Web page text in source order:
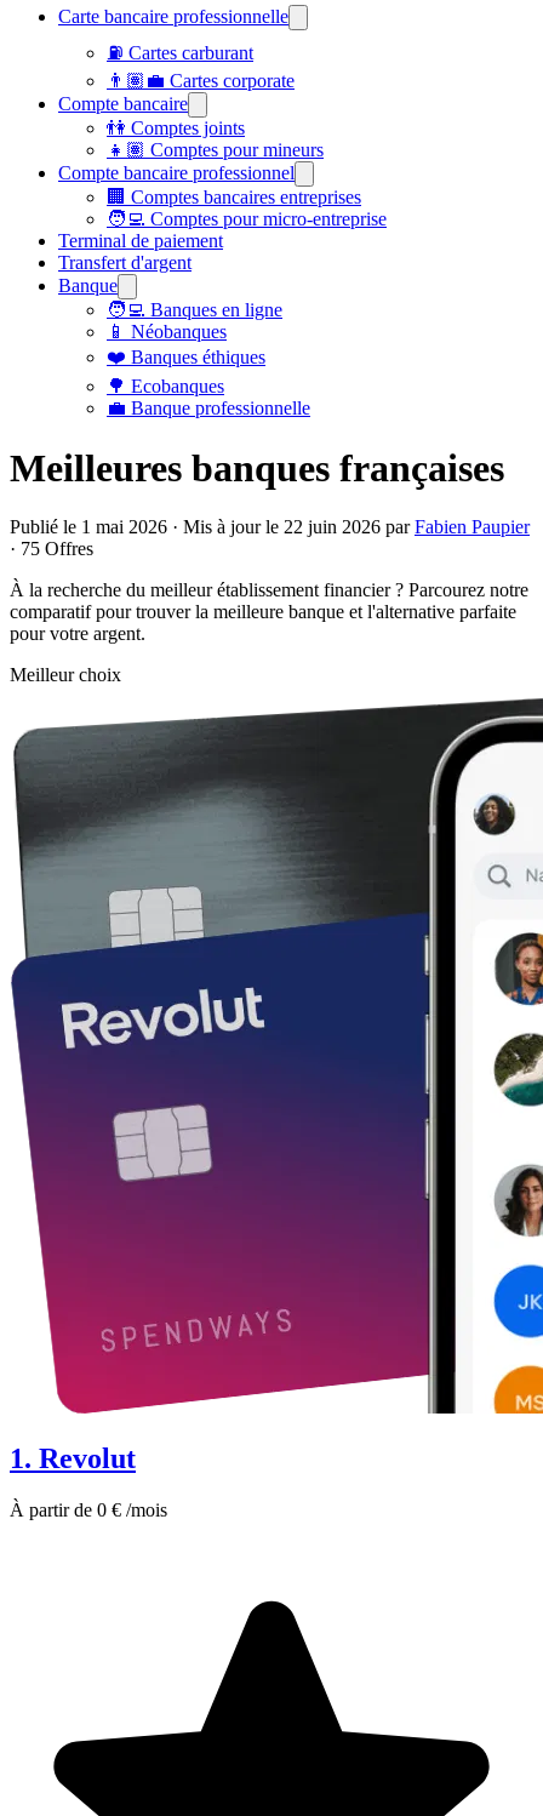
Carte bancaire professionnelle
⛽ Cartes carburant
👨🏽‍💼 Cartes corporate
Compte bancaire
👫 Comptes joints
👧🏽 Comptes pour mineurs
Compte bancaire professionnel
🏢 Comptes bancaires entreprises
🧑‍💻 Comptes pour micro-entreprise
Terminal de paiement
Transfert d'argent
Banque
🧑‍💻 Banques en ligne
📱 Néobanques
❤️ Banques éthiques
🌳 Ecobanques
💼 Banque professionnelle
Meilleures banques françaises
Publié le 1 mai 2026 · Mis à jour le 22 juin 2026 parFabien Paupier
· 75 Offres
À la recherche du meilleur établissement financier ? Parcourez notre
comparatif pour trouver la meilleure banque et l'alternative parfaite
pour votre argent.
Meilleur choix
1. Revolut
À partir de 0 € /mois